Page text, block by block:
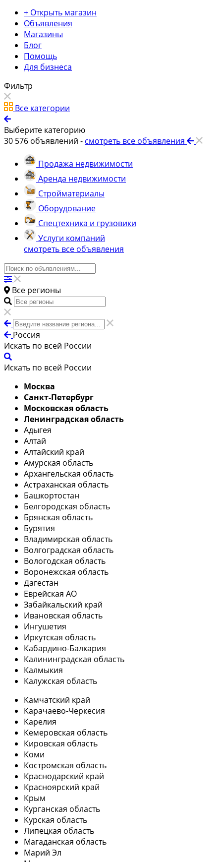
+ Открыть магазин
Объявления
Магазины
Блог
Помощь
Для бизнеса
Фильтр
Все категории
Выберите категорию
30 576 объявлений - смотреть все объявления
Продажа недвижимости
Аренда недвижимости
Стройматериалы
Оборудование
Спецтехника и грузовики
Услуги компаний
смотреть все объявления
Все регионы
Россия
Искать по всей России
Искать по всей России
Москва
Санкт-Петербург
Московская область
Ленинградская область
Адыгея
Алтай
Алтайский край
Амурская область
Архангельская область
Астраханская область
Башкортостан
Белгородская область
Брянская область
Бурятия
Владимирская область
Волгоградская область
Вологодская область
Воронежская область
Дагестан
Еврейская АО
Забайкальский край
Ивановская область
Ингушетия
Иркутская область
Кабардино-Балкария
Калининградская область
Калмыкия
Калужская область
Камчатский край
Карачаево-Черкесия
Карелия
Кемеровская область
Кировская область
Коми
Костромская область
Краснодарский край
Красноярский край
Крым
Курганская область
Курская область
Липецкая область
Магаданская область
Марий Эл